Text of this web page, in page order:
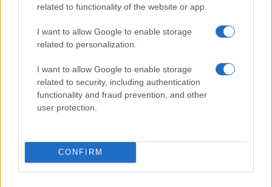
related to functionality of the website or app.
I want to allow Google to enable storage
related to personalization.
I want to allow Google to enable storage
related to security, including authentication
functionality and fraud prevention, and other
user protection.
CONFIRM
Eközben a legutóbbi közvélemény-kutatások
Hollandiában azt mutatják, hogy a holland
közvéleményben jelentősen nőtt az Izrael
iránti negatív hangulat. Egyre több
támogatást kap az izraeli politika
kritikusabb megközelítése, beleértve a
gazdasági és katonai együttműködés